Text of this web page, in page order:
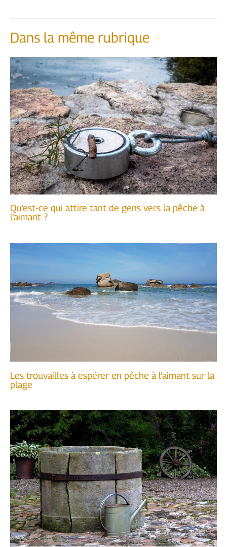
Dans la même rubrique
Qu’est-ce qui attire tant de gens vers la pêche à
l’aimant ?
Les trouvailles à espérer en pêche à l’aimant sur la
plage